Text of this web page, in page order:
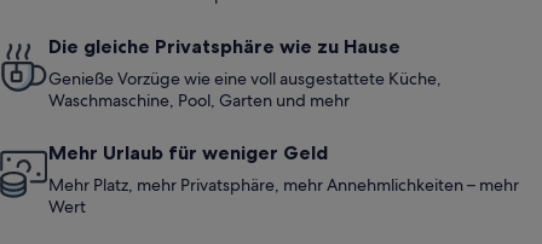
Die gleiche Privatsphäre wie zu Hause
Genieße Vorzüge wie eine voll ausgestattete Küche,
Waschmaschine, Pool, Garten und mehr
Mehr Urlaub für weniger Geld
Mehr Platz, mehr Privatsphäre, mehr Annehmlichkeiten – mehr
Wert